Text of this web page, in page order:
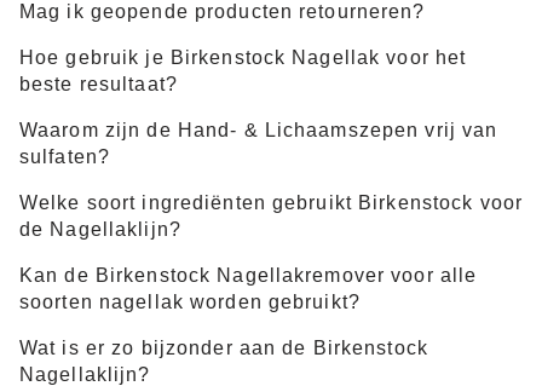
Mag ik geopende producten retourneren?
Hoe gebruik je Birkenstock Nagellak voor het
beste resultaat?
Waarom zijn de Hand- & Lichaamszepen vrij van
sulfaten?
Welke soort ingrediënten gebruikt Birkenstock voor
de Nagellaklijn?
Kan de Birkenstock Nagellakremover voor alle
soorten nagellak worden gebruikt?
Wat is er zo bijzonder aan de Birkenstock
Nagellaklijn?